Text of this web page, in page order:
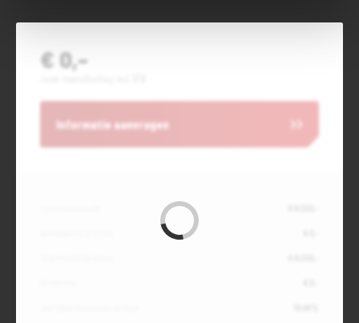
€ 0,-
Informatie aanvragen